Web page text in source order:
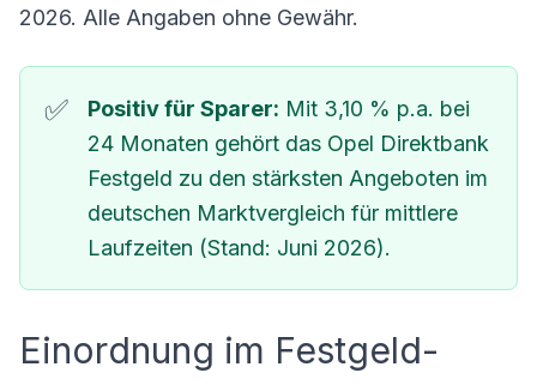
2026. Alle Angaben ohne Gewähr.
Positiv für Sparer: Mit 3,10 % p.a. bei
24 Monaten gehört das Opel Direktbank
Festgeld zu den stärksten Angeboten im
deutschen Marktvergleich für mittlere
Laufzeiten (Stand: Juni 2026).
Einordnung im Festgeld-